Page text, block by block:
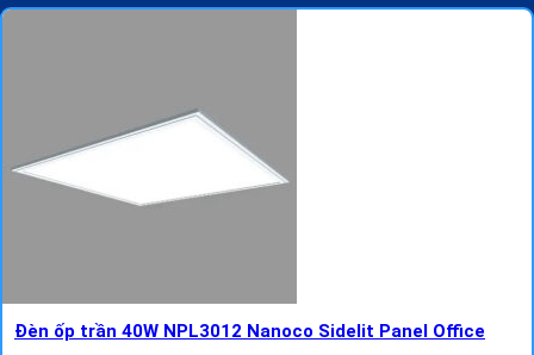
Đèn ốp trần 40W NPL3012 Nanoco Sidelit Panel Office